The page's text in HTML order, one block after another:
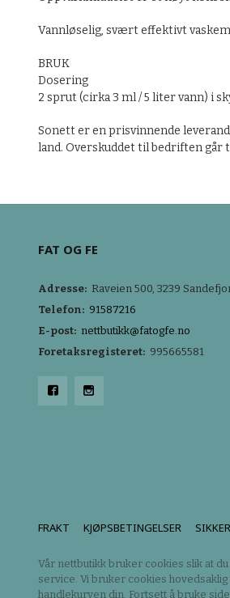
Vannløselig, svært effektivt
BRUK
Dosering
2 sprut (cirka 3 ml / 5 liter vann) i
Sonett er en prisvinnende
land. Overskuddet til bedriften går
FAT OG FE
Adresse: Raveien 500, 3239
Telefon: 91587216
E-post: nettbutikk@fatogfe.no
Foretaksregisteret: 995665581
FRAKT KJØPSBETINGELSER
Vår nettbutikk bruker cookies slik at
service. Vi bruker cookies
handlekurven din. Fortsett å bruke